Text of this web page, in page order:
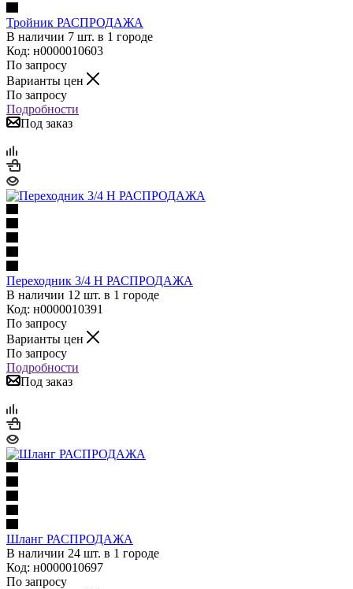
Тройник РАСПРОДАЖА
В наличии 7 шт. в 1 городе
Код: н0000010603
По запросу
Варианты цен
По запросу
Подробности
Под заказ
Переходник 3/4 Н РАСПРОДАЖА
В наличии 12 шт. в 1 городе
Код: н0000010391
По запросу
Варианты цен
По запросу
Подробности
Под заказ
Шланг РАСПРОДАЖА
В наличии 24 шт. в 1 городе
Код: н0000010697
По запросу